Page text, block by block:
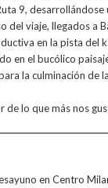
9, desarrollándose
del viaje, llegados a
en la pista del
en el bucólico
la culminación de
de lo que más nos
en Centro